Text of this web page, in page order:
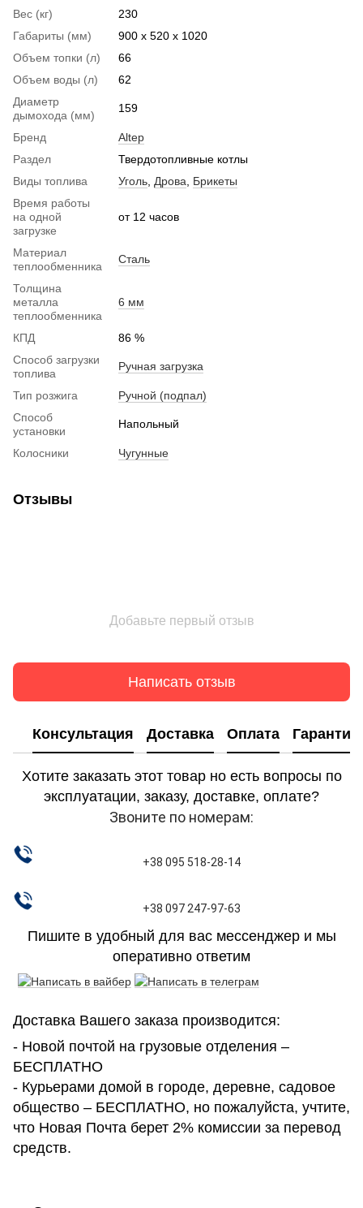
Вес (кг)
230
Габариты (мм)
900 х 520 х 1020
Объем топки (л)
66
Объем воды (л)
62
Диаметр
дымохода (мм)
159
Бренд
Altep
Раздел
Твердотопливные котлы
Виды топлива
Уголь Дрова
Брикеты
Время работы
на одной
загрузке
от 12 часов
Материал
теплообменника
Сталь
Толщина
металла
теплообменника
6 мм
КПД
86 %
Способ загрузки
топлива
Ручная загрузка
Тип розжига
Ручной (подпал)
Способ
установки
Напольный
Колосники Чугунные
Отзывы
Добавьте первый отзыв
Написать отзыв
Консультация Доставка Оплата Гарантия
Хотите заказать этот товар но есть вопросы по
эксплуатации, заказу, доставке, оплате?
Звоните по номерам:
+38 095 518-28-14
+38 097 247-97-63
Пишите в удобный для вас мессенджер и мы
оперативно ответим
Доставка Вашего заказа производится:
- Новой почтой на грузовые отделения –
БЕСПЛАТНО
- Курьерами домой в городе, деревне, садовое
общество – БЕСПЛАТНО, но пожалуйста, учтите,
что Новая Почта берет 2% комиссии за перевод
средств.